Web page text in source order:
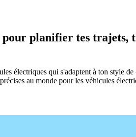
planifier tes trajets,
électriques qui s'adaptent à ton style
au monde pour les véhicules